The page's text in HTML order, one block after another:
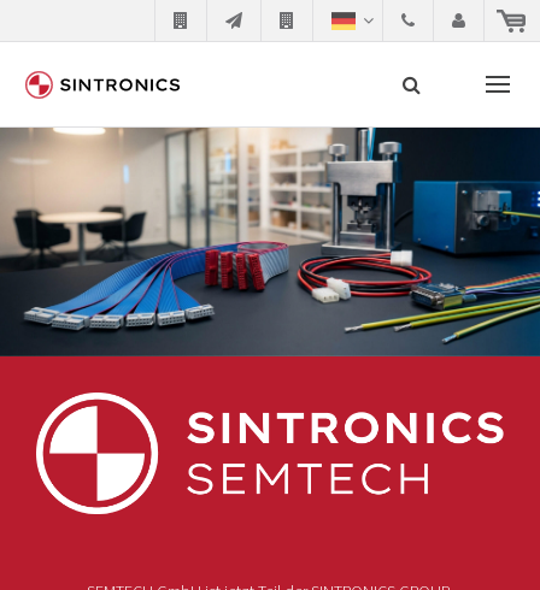
Unsere Zusammenarbeit mit
Siemens
Siemens als Weltmarktführer in der
Automatisierungstechnik ist ständig gezwungen seine
Produkte aktuell und technisch auf dem letzten Stand
etablierte Produkte vom Markt genommen werden
immer kürzer. Der Hersteller will natürlich neue
Produkte in den Markt bringen und die abgekündigten
Baugruppen ersetzen. In manchen Fällen ist dies aus
Suche